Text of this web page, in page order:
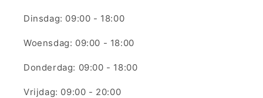
Dinsdag: 09:00 - 18:00
Woensdag: 09:00 - 18:00
Donderdag: 09:00 - 18:00
Vrijdag: 09:00 - 20:00